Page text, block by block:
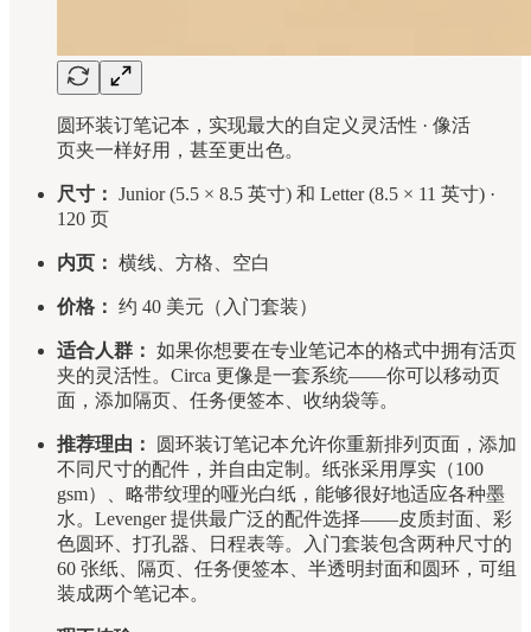
圆环装订笔记本，实现最大的自定义灵活性 · 像活
页夹一样好用，甚至更出色。
尺寸： Junior (5.5 × 8.5 英寸) 和 Letter (8.5 × 11 英寸) ·
120 页
内页： 横线、方格、空白
价格： 约 40 美元（入门套装）
适合人群： 如果你想要在专业笔记本的格式中拥有活页
夹的灵活性。Circa 更像是一套系统——你可以移动页
面，添加隔页、任务便签本、收纳袋等。
推荐理由：
圆环装订笔记本允许你重新排列页面，添加
不同尺寸的配件，并自由定制。纸张采用厚实（100
gsm）、略带纹理的哑光白纸，能够很好地适应各种墨
水。Levenger 提供最广泛的配件选择——皮质封面、彩
色圆环、打孔器、日程表等。入门套装包含两种尺寸的
60 张纸、隔页、任务便签本、半透明封面和圆环，可组
装成两个笔记本。